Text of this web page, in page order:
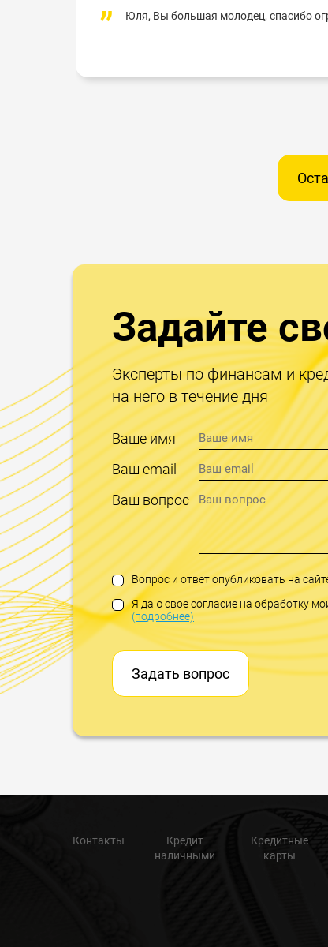
Юля, Вы большая молодец, спасибо
Задайте
Эксперты по финансам и
на него в течение дня
Ваше имя
Ваш email
Ваш вопрос
Вопрос и ответ опубликовать на
Я даю свое согласие на обработку
(подробнее)
Задать вопрос
Контакты
Кредит
наличными
Кредитные
карты